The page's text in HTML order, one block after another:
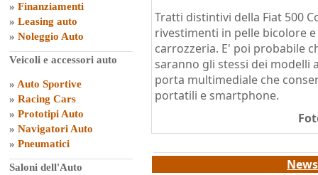
» Finanziamenti
» Leasing auto
» Noleggio Auto
Veicoli e accessori auto
» Auto Sportive
» Racing Cars
» Prototipi Auto
» Navigatori Auto
» Pneumatici
Saloni dell'Auto
Tratti distintivi della Fiat 500
rivestimenti in pelle bicolore
carrozzeria. E' poi probabile
saranno gli stessi dei modelli
porta multimediale che
portatili e smartphone.